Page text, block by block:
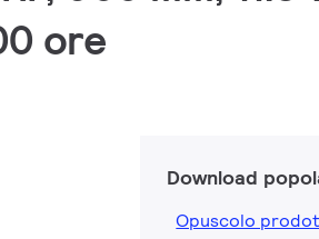
ore
Download
Opuscolo